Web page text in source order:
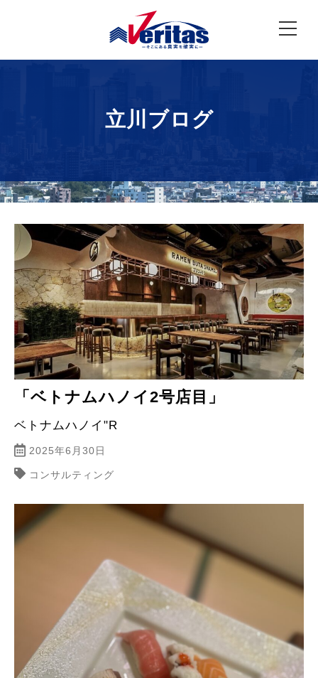
立川ブログ
「ベトナムハノイ2号店目」
ベトナムハノイ"R
2025年6月30日
コンサルティング